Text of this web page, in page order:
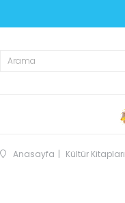
Anasayfa Kültür Kitapları